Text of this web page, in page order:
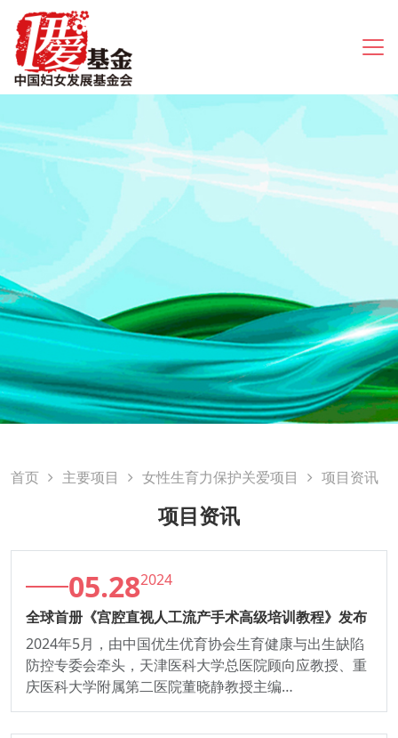
首页 主要项目 女性生育力保护关爱项目 项目资讯
项目资讯
05.282024
全球首册《宫腔直视人工流产手术高级培训教程》发布
2024年5月，由中国优生优育协会生育健康与出生缺陷
防控专委会牵头，天津医科大学总医院顾向应教授、重
庆医科大学附属第二医院董晓静教授主编…